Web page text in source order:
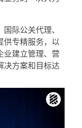
际公关代理、
供专精服务，以
业建立管理、营
决方案和目标达